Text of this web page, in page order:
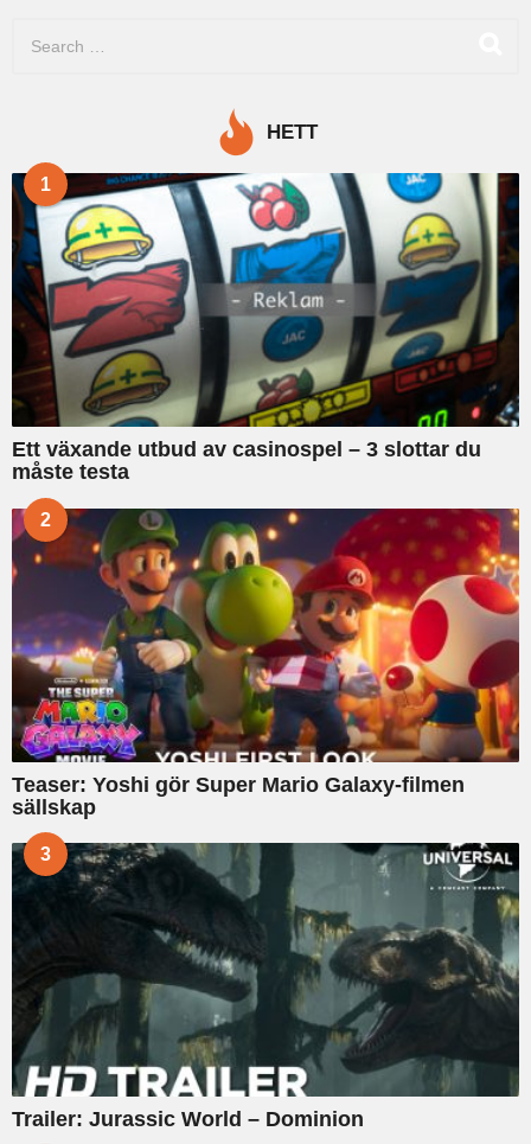
o
HETT
1
Ett växande utbud av casinospel – 3 slottar du
måste testa
2
Teaser: Yoshi gör Super Mario Galaxy-filmen
sällskap
3
Trailer: Jurassic World – Dominion